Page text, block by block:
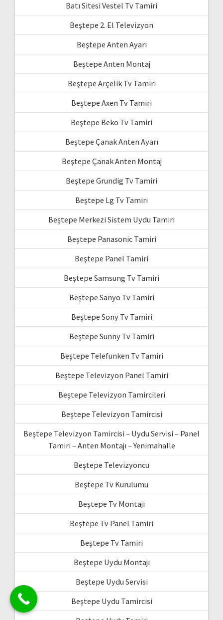
Batı Sitesi Vestel Tv Tamiri
Beştepe 2. El Televizyon
Beştepe Anten Ayarı
Beştepe Anten Montaj
Beştepe Arçelik Tv Tamiri
Beştepe Axen Tv Tamiri
Beştepe Beko Tv Tamiri
Beştepe Çanak Anten Ayarı
Beştepe Çanak Anten Montaj
Beştepe Grundig Tv Tamiri
Beştepe Lg Tv Tamiri
Beştepe Merkezi Sistem Uydu Tamiri
Beştepe Panasonic Tamiri
Beştepe Panel Tamiri
Beştepe Samsung Tv Tamiri
Beştepe Sanyo Tv Tamiri
Beştepe Sony Tv Tamiri
Beştepe Sunny Tv Tamiri
Beştepe Telefunken Tv Tamiri
Beştepe Televizyon Panel Tamiri
Beştepe Televizyon Tamircileri
Beştepe Televizyon Tamircisi
Beştepe Televizyon Tamircisi – Uydu Servisi – Panel
Tamiri – Anten Montajı – Yenimahalle
Beştepe Televizyoncu
Beştepe Tv Kurulumu
Beştepe Tv Montajı
Beştepe Tv Panel Tamiri
Beştepe Tv Tamiri
Beştepe Uydu Montajı
Beştepe Uydu Servisi
Beştepe Uydu Tamircisi